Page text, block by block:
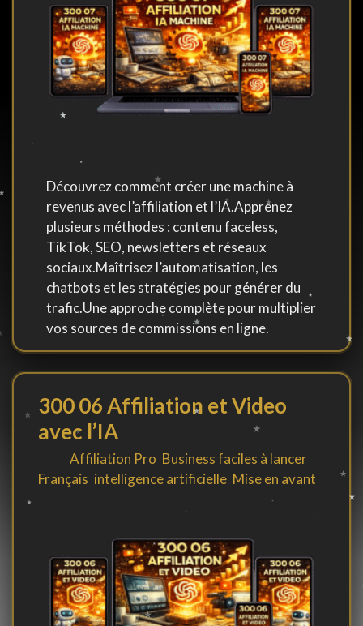
Découvrez comment créer une machine à
revenus avec l’affiliation et l’IA.Apprenez
plusieurs méthodes : contenu faceless,
TikTok, SEO, newsletters et réseaux
sociaux.Maîtrisez l’automatisation, les
chatbots et les stratégies pour générer du
trafic.Une approche complète pour multiplier
vos sources de commissions en ligne.
300 06 Affiliation et Video
avec l’IA
Affiliation Pro Business faciles à lancer,
Français intelligence artificielle Mise en avant